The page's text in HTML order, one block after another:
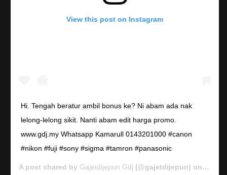
View this post on Instagram
Hi. Tengah beratur ambil bonus ke? Ni abam ada nak
lelong-lelong sikit. Nanti abam edit harga promo.
www.gdj.my Whatsapp Kamarull 0143201000 #canon
#nikon #fuji #sony #sigma #tamron #panasonic
A post shared by Gajetdijepun Gdj (@gajetdijepun) on Jan 7,